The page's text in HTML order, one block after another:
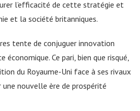
l’efficacité de cette stratégie et
et la société britanniques.
tente de conjuguer innovation
Ce pari, bien que risqué,
du Royaume-Uni face à ses rivaux
nouvelle ère de prospérité